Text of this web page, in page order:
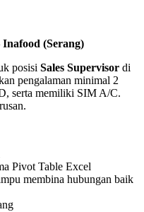
Inafood (Serang)
posisi Sales Supervisor di
pengalaman minimal 2
serta memiliki SIM A/C.
Pivot Table Excel
membina hubungan baik